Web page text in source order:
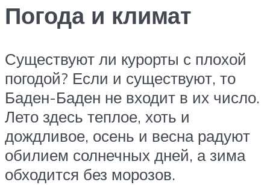
Погода и климат
Существуют ли курорты с плохой
погодой? Если и существуют, то
Баден-Баден не входит в их число.
Лето здесь теплое, хоть и
дождливое, осень и весна радуют
обилием солнечных дней, а зима
обходится без морозов.